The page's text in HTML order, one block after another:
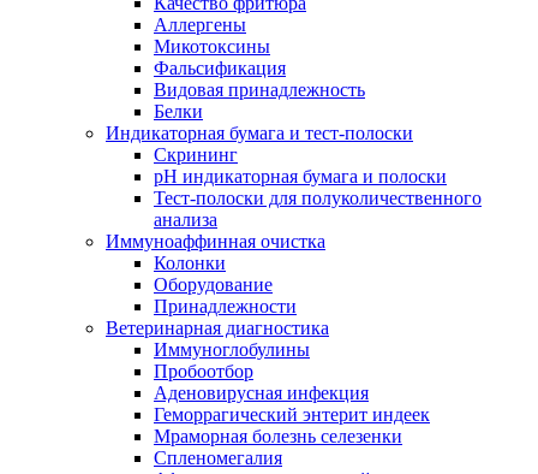
Аллергены
Микотоксины
Фальсификация
Видовая принадлежность
Белки
Индикаторная бумага и тест-полоски
Скрининг
pH индикаторная бумага и полоски
Тест-полоски для полуколичественного
анализа
Иммуноаффинная очистка
Колонки
Оборудование
Принадлежности
Ветеринарная диагностика
Иммуноглобулины
Пробоотбор
Аденовирусная инфекция
Геморрагический энтерит индеек
Мраморная болезнь селезенки
Спленомегалия